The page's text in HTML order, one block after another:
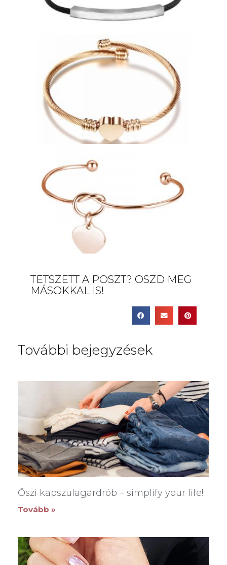
TETSZETT A POSZT? OSZD MEG
MÁSOKKAL IS!
További bejegyzések
Őszi kapszulagardrób – simplify your life!
Tovább »